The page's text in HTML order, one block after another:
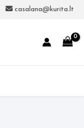
casalana@kurita.lt